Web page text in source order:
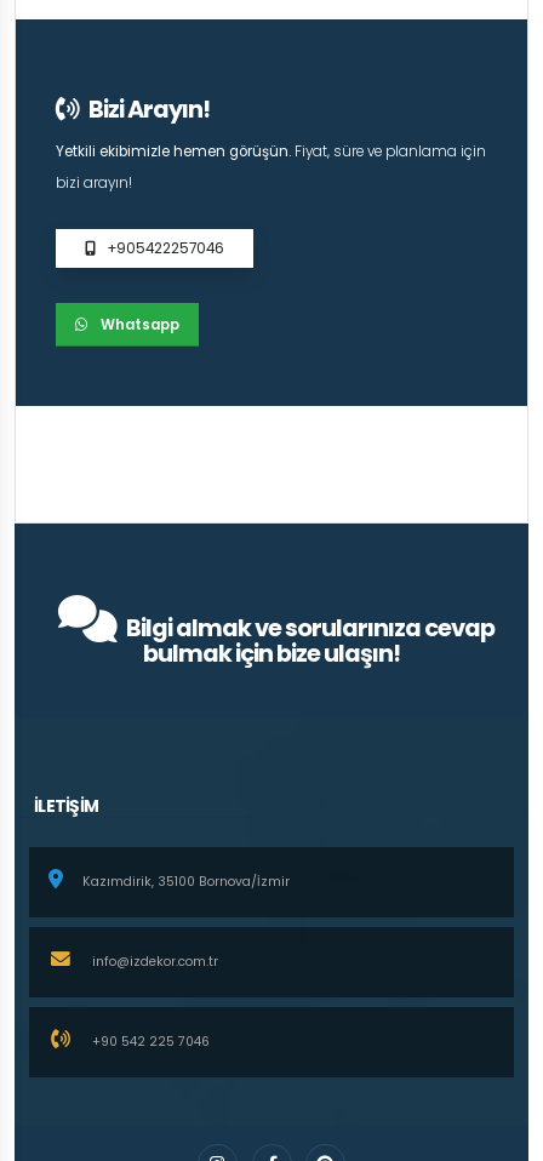
Bizi Arayın!
Yetkili ekibimizle hemen görüşün. Fiyat, süre ve planlama için
bizi arayın!
+905422257046
Whatsapp
Bilgi almak ve sorularınıza cevap
bulmak için bize ulaşın!
İLETİŞİM
Kazımdirik, 35100 Bornova/İzmir
info@izdekor.com.tr
+90 542 225 7046